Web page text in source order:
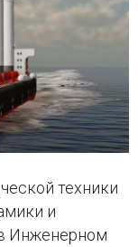
техники
и
Инженерном